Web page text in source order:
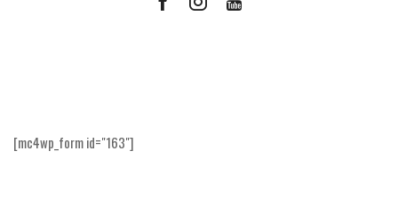
FacebookInstagramYoutube
[mc4wp_form id="163"]